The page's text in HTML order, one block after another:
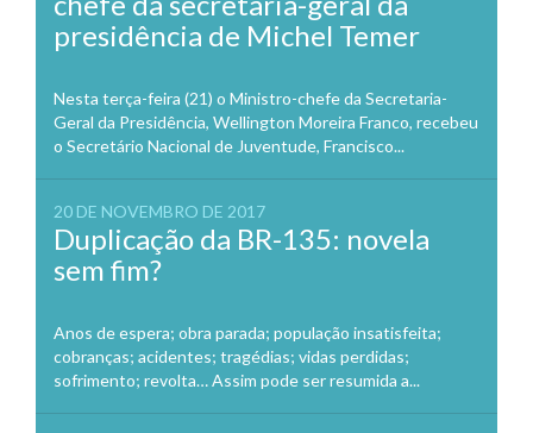
presidência de Michel Temer
Nesta terça-feira (21) o Ministro-chefe da Secretaria-
Geral da Presidência, Wellington Moreira Franco, recebeu
o Secretário Nacional de Juventude, Francisco...
20 DE NOVEMBRO DE 2017
Duplicação da BR-135: novela
sem fim?
Anos de espera; obra parada; população insatisfeita;
cobranças; acidentes; tragédias; vidas perdidas;
sofrimento; revolta… Assim pode ser resumida a...